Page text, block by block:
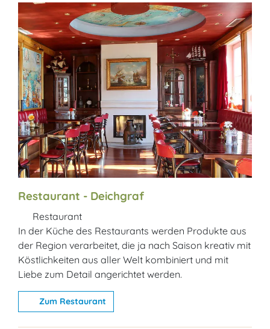
Restaurant - Deichgraf
Restaurant
In der Küche des Restaurants werden Produkte aus
der Region verarbeitet, die ja nach Saison kreativ mit
Köstlichkeiten aus aller Welt kombiniert und mit
Liebe zum Detail angerichtet werden.
Zum Restaurant